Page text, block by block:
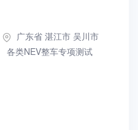
广东省 湛江市 吴川市
各类NEV整车专项测试